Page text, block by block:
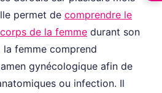
permet de comprendre le
de la femme durant son
femme comprend
gynécologique afin de
ou infection. Il